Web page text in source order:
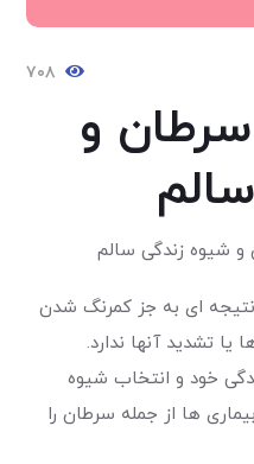
۷۰۸
و
ای به جز کمرنگ شدن
یا تشدید آنها ندارد.
خود و انتخاب شیوه
ها از جمله سرطان را